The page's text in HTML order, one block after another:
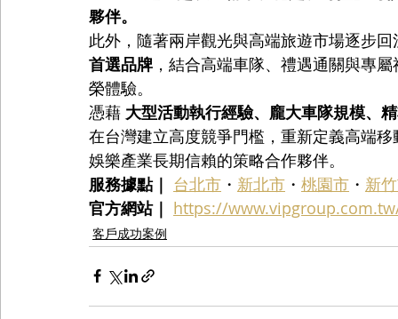
夥伴。
此外，隨著兩岸觀光與高端旅遊市場逐步
首選品牌 ，結合高端車隊、禮遇通關與專
榮體驗。
憑藉 大型活動執行經驗、龐大車隊規模、
在台灣建立高度競爭門檻，重新定義高端
娛樂產業長期信賴的策略合作夥伴。
服務據點｜ 台北市 ・ 新北市 ・ 桃園市 ・ 新
官方網站｜ https://
客戶成功案例